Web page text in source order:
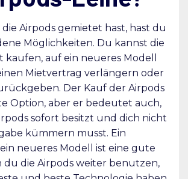
Airpods gemietet hast, hast du
Möglichkeiten. Du kannst die
kaufen, auf ein neueres Modell
Mietvertrag verlängern oder
Der Kauf der Airpods
Option, aber er bedeutet auch,
sofort besitzt und dich nicht
kümmern musst. Ein
neueres Modell ist eine gute
du die Airpods weiter benutzen,